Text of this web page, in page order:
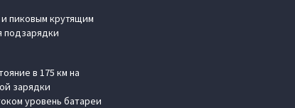
и пиковым крутящим
подзарядки
в 175 км на
зарядки
уровень батареи